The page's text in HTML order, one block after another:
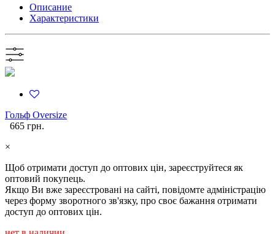
Описание
Характеристики
Гольф Oversize
665 грн.
×
Щоб отримати доступ до оптових цін, зареєструйтеся як
оптовий покупець.
Якщо Ви вже зареєстровані на сайті, повідомте адміністрацію
через форму зворотного зв'язку, про своє бажання отримати
доступ до оптових цін.